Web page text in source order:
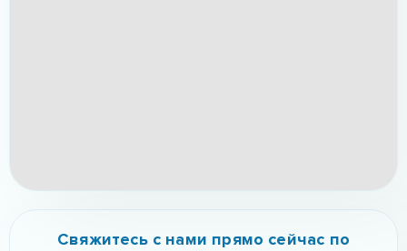
Свяжитесь с нами прямо сейчас по